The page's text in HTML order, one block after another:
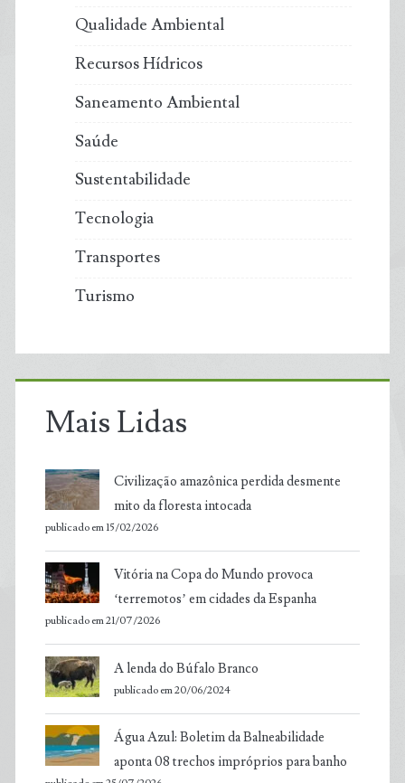
Qualidade Ambiental
Recursos Hídricos
Saneamento Ambiental
Saúde
Sustentabilidade
Tecnologia
Transportes
Turismo
Mais Lidas
Civilização amazônica perdida desmente
mito da floresta intocada
publicado em 15/02/2026
Vitória na Copa do Mundo provoca
‘terremotos’ em cidades da Espanha
publicado em 21/07/2026
A lenda do Búfalo Branco
publicado em 20/06/2024
Água Azul: Boletim da Balneabilidade
aponta 08 trechos impróprios para banho